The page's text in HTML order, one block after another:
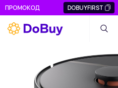
ПРОМОКОД DOBUYFIRST